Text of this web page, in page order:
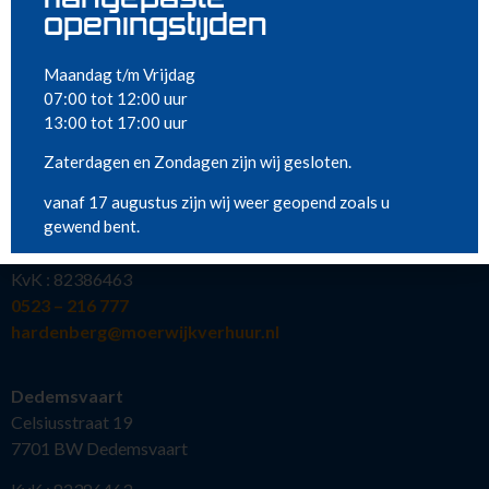
Sanitair
Nieuw in ons assortiment
Kollergang 15
7773 NG Hardenberg
KvK : 82386463
0523 – 216 777
hardenberg@moerwijkverhuur.nl
Dedemsvaart
Celsiusstraat 19
7701 BW Dedemsvaart
openingstijden
Maandag t/m Vrijdag
07:00 tot 12:00 uur
13:00 tot 17:00 uur
Zaterdagen en Zondagen zijn wij gesloten.
vanaf 17 augustus zijn wij weer geopend zoals u
gewend bent.